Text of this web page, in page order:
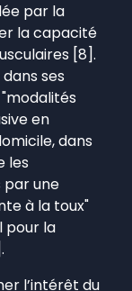
par la
la capacité
[8].
ses
en
dans
les
par une
à la toux"
pour la
l’intérêt du